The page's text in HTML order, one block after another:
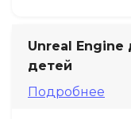
Unreal Engine
детей
Подробнее